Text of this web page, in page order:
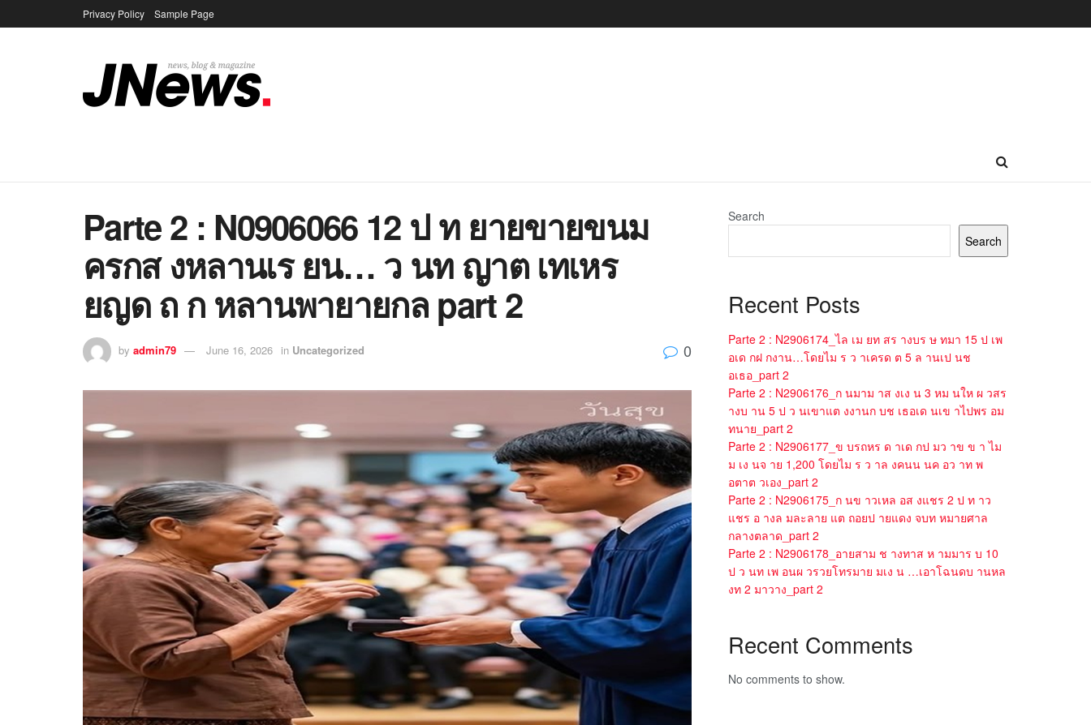
Privacy Policy Sample Page
Parte 2 : N0906066 12 ป ท ยายขายขนม
ครกส งหลานเร ยน… ว นท ญาต เทเหร
ยญด ถ ก หลานพายายกล part 2
by admin79 June 16, 2026 in Uncategorized 0
Search
Search
Recent Posts
Parte 2 : N2906174_ไล เม ยท สร างบร ษ ทมา 15 ป เพ
อเด กฝ กงาน…โดยไม ร ว าเครด ต 5 ล านเป นช
อเธอ_part 2
Parte 2 : N2906176_ก นมาม าส งเง น 3 หม นให ผ วสร
างบ าน 5 ป ว นเขาแต งงานก บช เธอเด นเข าไปพร อม
ทนาย_part 2
Parte 2 : N2906177_ข บรถหร ด าเด กป มว าข ข า ไม
ม เง นจ าย 1,200 โดยไม ร ว าล งคนน นค อว าท พ
อตาต วเอง_part 2
Parte 2 : N2906175_ก นข าวเหล อส งแชร 2 ป ท าว
แชร อ างล มละลาย แต ถอยป ายแดง จบท หมายศาล
กลางตลาด_part 2
Parte 2 : N2906178_อายสาม ช างทาส ห ามมาร บ 10
ป ว นท เพ อนผ วรวยโทรมาย มเง น …เอาโฉนดบ านหล
งท 2 มาวาง_part 2
Recent Comments
No comments to show.